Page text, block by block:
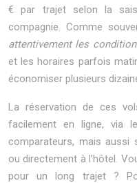
€ par trajet selon la
compagnie. Comme
attentivement les
et les horaires parfois
économiser plusieurs
La réservation de ces
facilement en ligne, via
comparateurs, mais aussi
ou directement à l’hôtel.
pour un long trajet ?